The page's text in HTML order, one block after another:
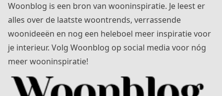
Woonblog is een bron van wooninspiratie. Je leest er
alles over de laatste woontrends, verrassende
woonideeën en nog een heleboel meer inspiratie voor
je interieur. Volg Woonblog op social media voor nóg
meer wooninspiratie!